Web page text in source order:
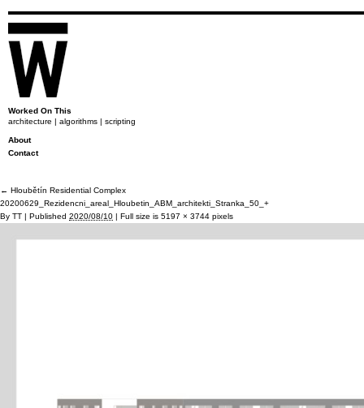
Worked On This
architecture | algorithms | scripting
About
Contact
← Hloubětín Residential Complex
20200629_Rezidencni_areal_Hloubetin_ABM_architekti_Stranka_50_+
By TT | Published 2020/08/10 | Full size is 5197 × 3744 pixels